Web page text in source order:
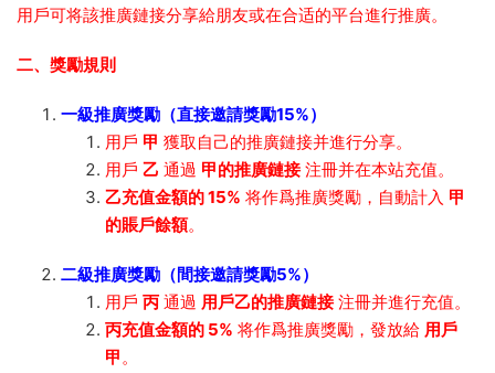
用戶可将該推廣鏈接分享給朋友或在合适的平台進行推廣。
二、獎勵規則
一級推廣獎勵（直接邀請獎勵15%）
用戶 甲 獲取自己的推廣鏈接并進行分享。
用戶 乙 通過 甲的推廣鏈接注冊并在本站充值。
乙充值金額的 15% 将作爲推廣獎勵，自動計入 甲
的賬戶餘額。
二級推廣獎勵（間接邀請獎勵5%）
用戶 丙 通過 用戶乙的推廣鏈接注冊并進行充值。
丙充值金額的 5% 将作爲推廣獎勵，發放給 用戶
甲。